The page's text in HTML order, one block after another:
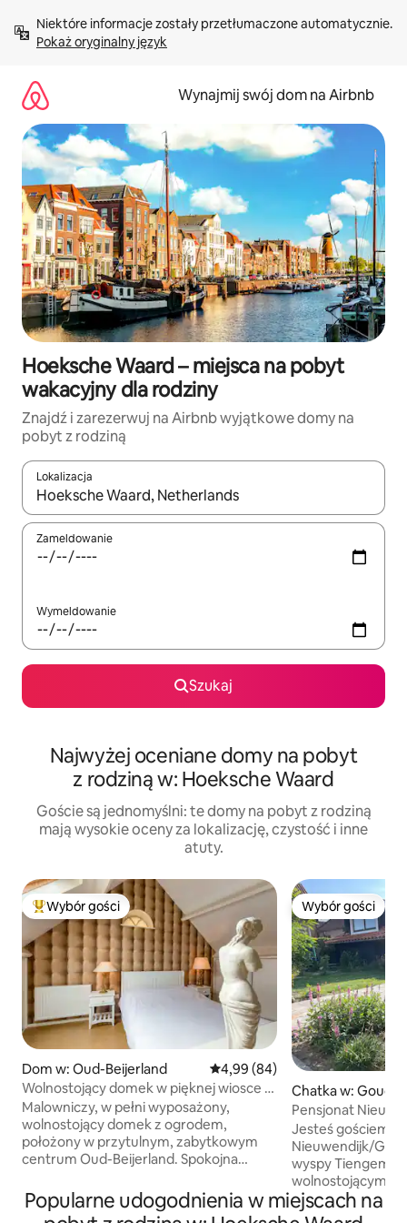
treści Pokaż oryginalny język
Wynajmij swój dom na Airbnb
Hoeksche Waard – miejsca na pobyt
wakacyjny dla rodziny
Znajdź i zarezerwuj na Airbnb wyjątkowe domy na
pobyt z rodziną
Lokalizacja
Gdy wyniki będą dostępne, możesz poruszać się po nich za
Zameldowanie
Wymeldowanie
Szukaj
Najwyżej oceniane domy na pobyt
z rodziną w: Hoeksche Waard
Goście są jednomyślni: te domy na pobyt z rodziną
mają wysokie oceny za lokalizację, czystość i inne
atuty.
Najpopularniejsze z kategorii Wybór gości
Wybór gości
Dom w: Oud-Beijerland Średnia ocena: 4,99 na 5,
4,99 (84)
Wolnostojący domek w pięknej wiosce w
pobliżu Rotterdamu.
Malowniczy, w pełni wyposażony,
wolnostojący domek z ogrodem,
położony w przytulnym, zabytkowym
centrum Oud-Beijerland. Spokojna
jednocześnie sklepy, restauracje i
przystanek autobusowy w odległości 150
Wybór gości
Wybór gości
Chatka w:
Pensjonat
Jesteś gościem w
Nieuwendijk/
wyspy
wolnostojącym
widokiem na
przeznaczony
Popularne udogodnienia w miejscach na